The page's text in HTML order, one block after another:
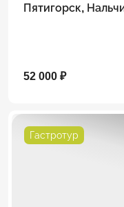
Пятигорск,
52 000 ₽
Гастротур